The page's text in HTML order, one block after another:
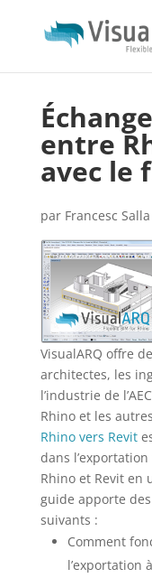
entre
avec le
par Francesc Salla
VisualARQ offre
architectes, les
l’industrie de
Rhino et les
Rhino vers Revit
dans
Rhino et Revit en
guide apporte
suivants :
Comment
l’exportation